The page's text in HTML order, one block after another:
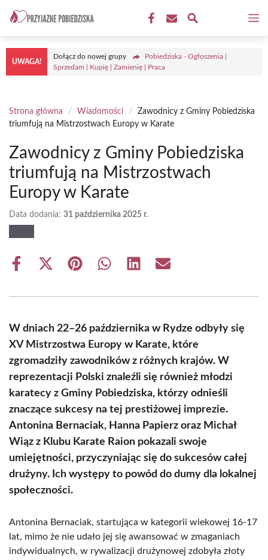
treści
UWAGA!
Dołącz do nowej grupy
Pobiedziska - Ogłoszenia |
Sprzedam | Kupię | Zamienię | Praca
Strona główna / Wiadomości /
Zawodnicy z Gminy Pobiedziska
triumfują na Mistrzostwach Europy w Karate
Zawodnicy z Gminy Pobiedziska
triumfują na Mistrzostwach
Europy w Karate
Data dodania: 31 października 2025 r.
Share
Share
(Twitter)
Share Share Share Share
W dniach 22–26 października w Rydze odbyły się
XV Mistrzostwa Europy w Karate, które
zgromadziły zawodników z różnych krajów. W
reprezentacji Polski znaleźli się również młodzi
karatecy z Gminy Pobiedziska, którzy odnieśli
znaczące sukcesy na tej prestiżowej imprezie.
Antonina Bernaciak, Hanna Papierz oraz Michał
Wiąz z Klubu Karate Raion pokazali swoje
umiejętności, przyczyniając się do sukcesów całej
drużyny. Ich występy to powód do dumy dla lokalnej
społeczności.
Antonina Bernaciak, startująca w kategorii wiekowej 16-17
lat, mimo że nie udało jej się awansować w zmaganiach
indywidualnych, w rywalizacji drużynowej zdobyła złoty